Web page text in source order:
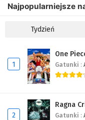
Najpopularniejsze
Tydzień
1
One
Gatunki :
2
Ragna
Gatunki :